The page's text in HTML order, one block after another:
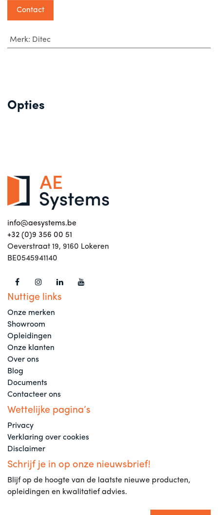
Contact
Merk: Ditec
Opties
info@aesystems.be
+32 (0)9 356 00 51
Oeverstraat 19, 9160 Lokeren
BE0545941140
Nuttige links
Onze merken
Showroom
Opleidingen
Onze klanten
Over ons
Blog
Documents
Contacteer ons
Wettelijke pagina’s
Privacy
Verklaring over cookies
Disclaimer
Schrijf je in op onze nieuwsbrief!
Blijf op de hoogte van de laatste nieuwe producten,
opleidingen en kwalitatief advies.